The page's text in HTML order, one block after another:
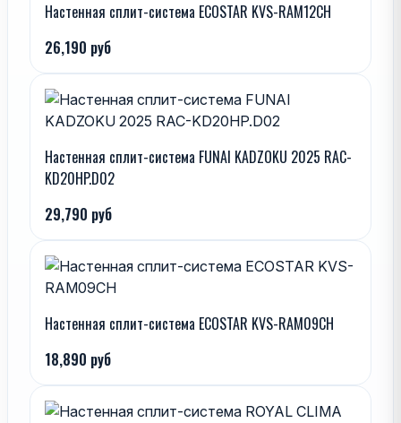
Настенная сплит-система ECOSTAR KVS-RAM12CH
26,190 руб
Настенная сплит-система FUNAI KADZOKU 2025 RAC-
KD20HP.D02
29,790 руб
Настенная сплит-система ECOSTAR KVS-RAM09CH
18,890 руб